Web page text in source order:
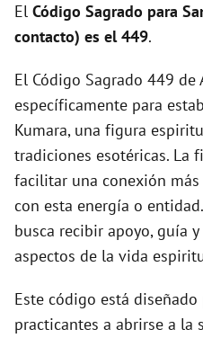
El Código Sagrado para
contacto) es el 449.
El Código Sagrado 449 de
específicamente para
Kumara, una figura
tradiciones esotéricas. La
facilitar una conexión
con esta energía o
busca recibir apoyo, guía
aspectos de la vida
Este código está
practicantes a abrirse a la